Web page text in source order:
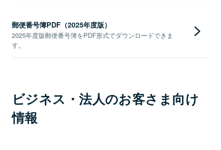
郵便番号簿PDF（2025年度版）
2025年度版郵便番号簿をPDF形式でダウンロードできま
す。
ビジネス・法人のお客さま向け
情報